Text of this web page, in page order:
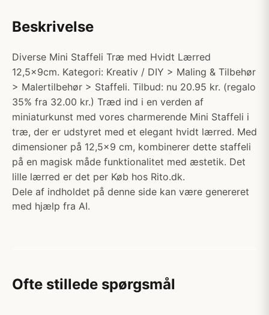
Beskrivelse
Diverse Mini Staffeli Træ med Hvidt Lærred
12,5x9cm. Kategori: Kreativ / DIY > Maling & Tilbehør
> Malertilbehør > Staffeli. Tilbud: nu 20.95 kr. (regalo
35% fra 32.00 kr.) Træd ind i en verden af
miniaturkunst med vores charmerende Mini Staffeli i
træ, der er udstyret med et elegant hvidt lærred. Med
dimensioner på 12,5x9 cm, kombinerer dette staffeli
på en magisk måde funktionalitet med æstetik. Det
lille lærred er det per Køb hos Rito.dk.
Dele af indholdet på denne side kan være genereret
med hjælp fra AI.
Ofte stillede spørgsmål